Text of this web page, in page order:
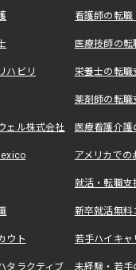
看護師の転
医療技師の
ハビリ 栄養士の転
薬剤師の転
ェル株式会社 医療看護介
アメリカで
就活・転職
新卒就活無料
ウト 若手ハイキ
タラクティブ 未経験・若手